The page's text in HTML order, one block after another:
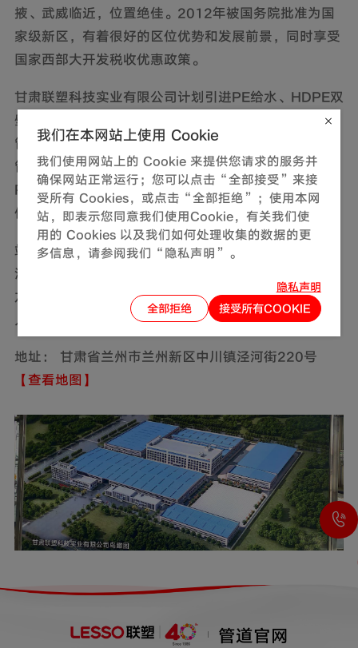
掖、武威临近，位置绝佳。2012年被国务院批准为国
家级新区，有着很好的区位优势和发展前景，同时享受
国家西部大开发税收优惠政策。
甘肃联塑科技实业有限公司计划引进PE给水、HDPE双
壁、中空壁缠绕管钢带管、PPR给水、PE-RT采暖
管、双壁管等。可生产直径110mm-2200mm的市政
管道；生产饮水、排水及供热采暖管道的PE、PPR、
PE-RT挤出生产线，可生产各种规格的管材及各类管
件。
站在新的发展起点，我们将秉承“为居者构筑轻松生
活”的品牌信仰，始终坚持“以质量为生命、以科技为
龙头、以顾客满意为宗旨”的经营方针，为改善和提高
人们的生活品质做出自己的贡献。
地址： 甘肃省兰州市兰州新区中川镇泾河街220号
【查看地图】
管道官网
我们在本网站上使用 Cookie
我们使用网站上的 Cookie 来提供您请求的服务并
确保网站正常运行；您可以点击“全部接受”来接
受所有 Cookies，或点击“全部拒绝”；使用本网
站，即表示您同意我们使用Cookie，有关我们使
用的 Cookies 以及我们如何处理收集的数据的更
多信息，请参阅我们“隐私声明”。
隐私声明
全部拒绝
接受所有COOKIE